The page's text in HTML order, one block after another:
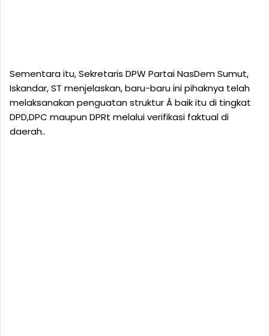
Sementara itu, Sekretaris DPW Partai NasDem Sumut,
Iskandar, ST menjelaskan, baru-baru ini pihaknya telah
melaksanakan penguatan struktur Â baik itu di tingkat
DPD,DPC maupun DPRt melalui verifikasi faktual di
daerah..